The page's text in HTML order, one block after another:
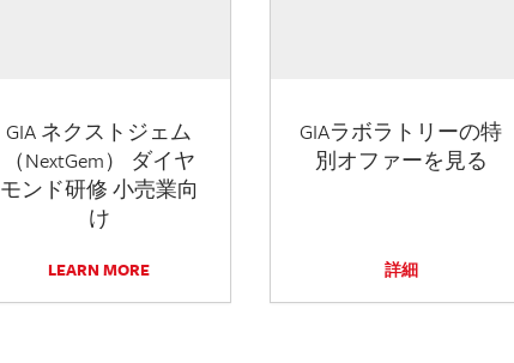
GIA ネクストジェム
（NextGem） ダイヤ
モンド研修 小売業向
け
LEARN MORE
GIAラボラトリーの特
別オファーを見る
詳細